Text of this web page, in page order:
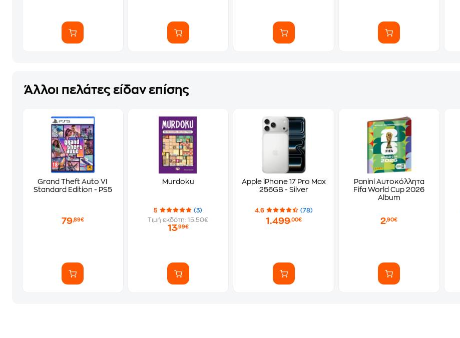
Άλλοι πελάτες είδαν επίσης
Grand Theft Auto VI
Standard Edition - PS5
79,89€
Murdoku
5
(3)
Τιμή εκδότη: 15.50€
13,99€
Apple iPhone 17 Pro Max
256GB - Silver
4.6 (78)
1.499,00€
Panini Αυτοκόλλητα
Fifa World Cup 2026
Album
2,90€